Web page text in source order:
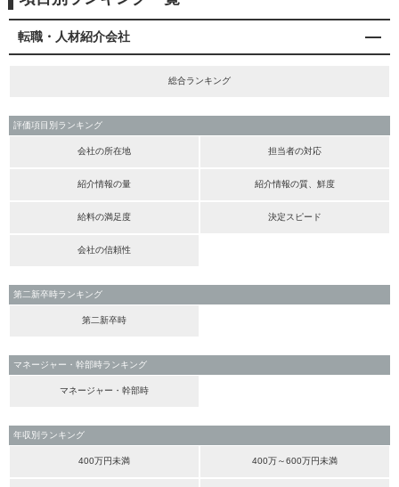
転職・人材紹介会社
総合ランキング
評価項目別ランキング
会社の所在地 担当者の対応
紹介情報の量 紹介情報の質、鮮度
給料の満足度 決定スピード
会社の信頼性
第二新卒時ランキング
第二新卒時
マネージャー・幹部時ランキング
マネージャー・幹部時
年収別ランキング
400万円未満 400万～600万円未満